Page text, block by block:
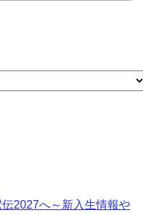
伝2027へ～新入生情報や